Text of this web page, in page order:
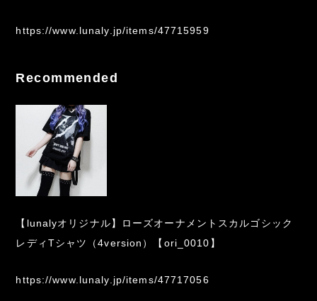
https://www.lunaly.jp/items/47715959
Recommended
【lunalyオリジナル】ローズオーナメントスカルゴシック
レディTシャツ（4version）【ori_0010】
https://www.lunaly.jp/items/47717056